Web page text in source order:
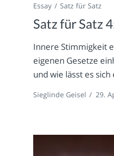
Essay Satz für Satz
Satz für Satz
Innere Stimmigkeit
eigenen Gesetze
und wie lässt es
Sieglinde Geisel / 29.